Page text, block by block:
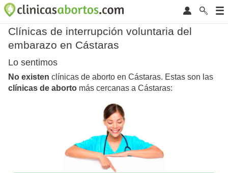
Clínicas de interrupción voluntaria del
embarazo en Cástaras
Lo sentimos
No existen clínicas de aborto en Cástaras. Estas son las
clínicas de aborto más cercanas a Cástaras: